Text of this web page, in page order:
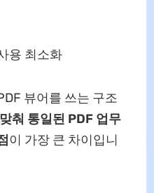
용 최소화
뷰어를 쓰는 구조
춰 통일된 PDF 업무
이 가장 큰 차이입니